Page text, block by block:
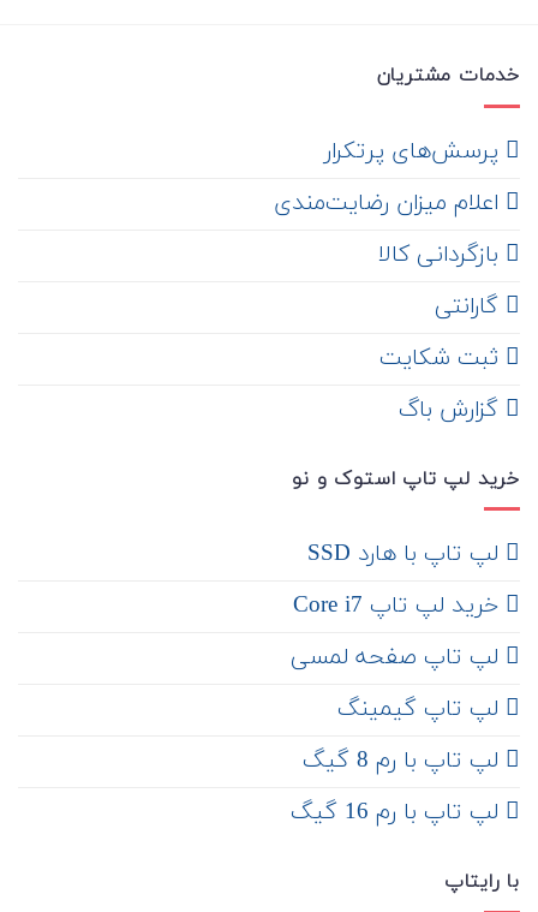
خدمات مشتریان
‌ پرسش‌های پرتکرار
اعلام میزان رضایت‌مندی
‌ بازگردانی کالا
گارانتی
ثبت شکایت
‌ گزارش باگ
خرید لپ تاپ استوک و نو
لپ تاپ با هارد SSD
خرید لپ تاپ Core i7
لپ تاپ صفحه لمسی
لپ تاپ گیمینگ
لپ تاپ با رم 8 گیگ
لپ تاپ با رم 16 گیگ
با رایتاپ